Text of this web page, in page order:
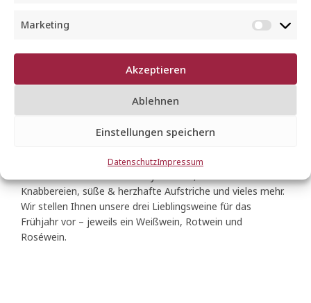
Marketing
Akzeptieren
Ablehnen
Einstellungen speichern
DatenschutzImpressum
1. Geburtstag „Chez
André“ mit
Frühjahrsverkostung
am 01.04.2023
Knabbereien, süße & herzhafte Aufstriche und vieles mehr.
Wir stellen Ihnen unsere drei Lieblingsweine für das
Frühjahr vor – jeweils ein Weißwein, Rotwein und
Roséwein.